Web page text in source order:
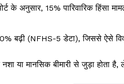
के अनुसार, 15% पारिवारिक हिंसा
बढ़ी (NFHS-5 डेटा), जिससे ऐसे
या मानसिक बीमारी से जुड़ा होता है,